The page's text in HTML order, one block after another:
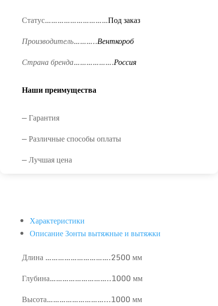
Статус…………………………Под заказ
Производитель………..Венткороб
Страна бренда……………….Россия
Наши преимущества
— Гарантия
— Различные способы оплаты
— Лучшая цена
Характеристики
Описание Зонты вытяжные и вытяжки
Длина ………………………….2500 мм
Глубина………………………..1000 мм
Высота………………………...1000 мм